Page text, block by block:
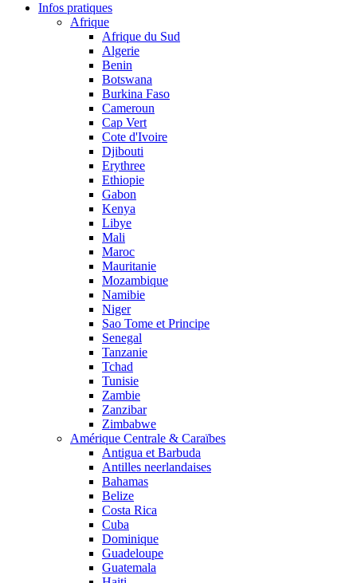
Infos pratiques
Afrique
Afrique du Sud
Algerie
Benin
Botswana
Burkina Faso
Cameroun
Cap Vert
Cote d'Ivoire
Djibouti
Erythree
Ethiopie
Gabon
Kenya
Libye
Mali
Maroc
Mauritanie
Mozambique
Namibie
Niger
Sao Tome et Principe
Senegal
Tanzanie
Tchad
Tunisie
Zambie
Zanzibar
Zimbabwe
Amérique Centrale & Caraïbes
Antigua et Barbuda
Antilles neerlandaises
Bahamas
Belize
Costa Rica
Cuba
Dominique
Guadeloupe
Guatemala